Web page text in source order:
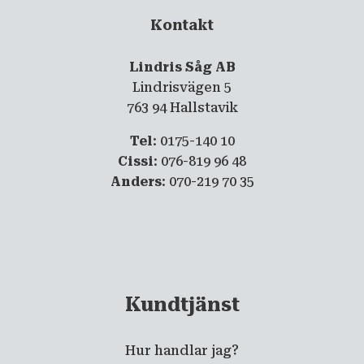
Kontakt
Lindris Såg AB
Lindrisvägen 5
763 94 Hallstavik
Tel: 0175-140 10
Cissi: 076-819 96 48
Anders: 070-219 70 35
Kundtjänst
Hur handlar jag?